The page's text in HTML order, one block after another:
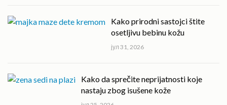
Kako prirodni sastojci štite
osetljivu bebinu kožu
јул 31, 2026
Kako da sprečite neprijatnosti koje
nastaju zbog isušene kože